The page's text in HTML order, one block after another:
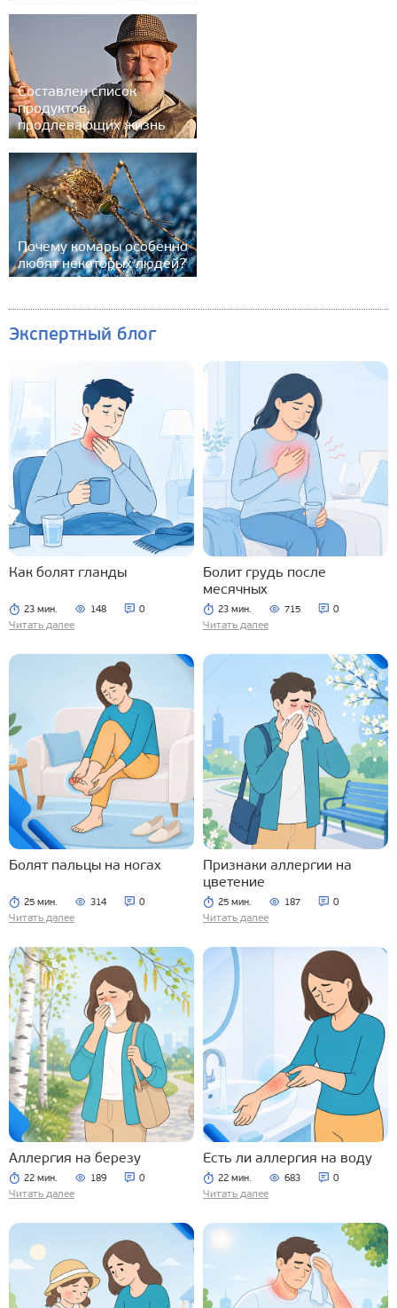
Составлен список
продуктов,
продлевающих жизнь
Почему комары особенно
любят некоторых людей?
Экспертный блог
Как болят гланды
23 мин. 148 0
Читать далее
Болит грудь после
месячных
23 мин. 715 0
Читать далее
Болят пальцы на ногах
25 мин. 314 0
Читать далее
Признаки аллергии на
цветение
25 мин. 187 0
Читать далее
Аллергия на березу
22 мин. 189 0
Читать далее
Есть ли аллергия на воду
22 мин. 683 0
Читать далее